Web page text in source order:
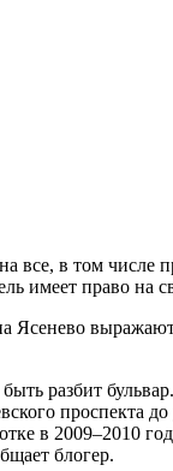
все, в том
имеет право на
разбит
проспекта
в 2009–2010
блогер.